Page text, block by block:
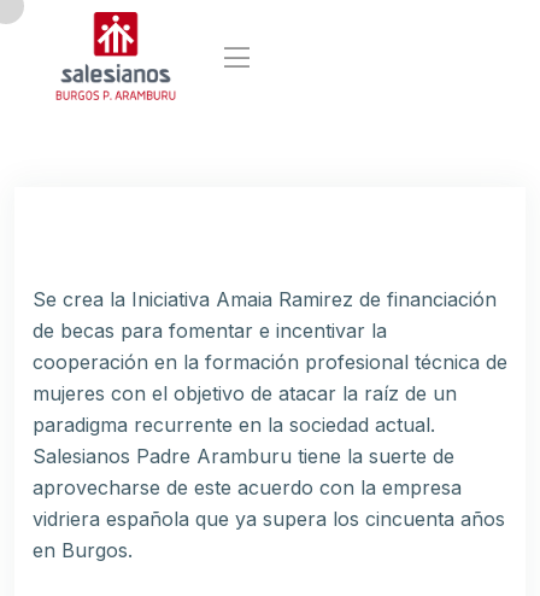
Se crea la Iniciativa Amaia Ramirez de financiación
de becas para fomentar e incentivar la
cooperación en la formación profesional técnica de
mujeres con el objetivo de atacar la raíz de un
paradigma recurrente en la sociedad actual.
Salesianos Padre Aramburu tiene la suerte de
aprovecharse de este acuerdo con la empresa
vidriera española que ya supera los cincuenta años
en Burgos.